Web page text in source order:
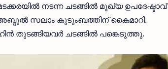
നടന്ന ചടങ്ങിൽ മുഖ്യ ഉപദേഷ്ടാവ്
സലാം കുടുംബത്തിന് കൈമാറി.
തുടങ്ങിയവർ ചടങ്ങിൽ പങ്കെടുത്തു.